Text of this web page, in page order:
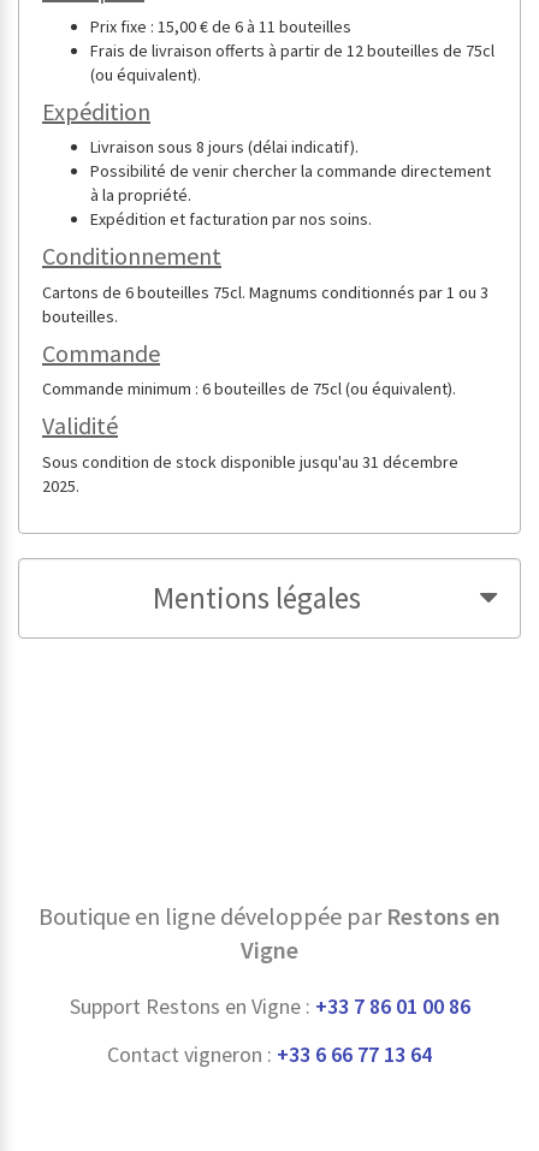
Prix fixe : 15,00 € de 6 à 11 bouteilles
Frais de livraison offerts à partir de 12 bouteilles de 75cl
(ou équivalent).
Expédition
Livraison sous 8 jours (délai indicatif).
Possibilité de venir chercher la commande directement
à la propriété.
Expédition et facturation par nos soins.
Conditionnement
Cartons de 6 bouteilles 75cl. Magnums conditionnés par 1 ou 3
bouteilles.
Commande
Commande minimum : 6 bouteilles de 75cl (ou équivalent).
Validité
Sous condition de stock disponible jusqu'au 31 décembre
2025.
Mentions légales
Boutique en ligne développée par Restons en
Vigne
Support Restons en Vigne : +33 7 86 01 00 86
Contact vigneron : +33 6 66 77 13 64